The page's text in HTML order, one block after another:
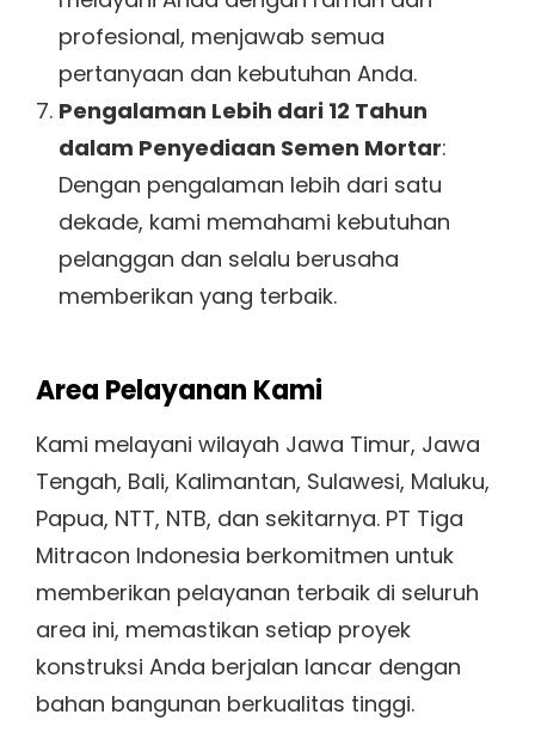
profesional, menjawab semua
pertanyaan dan kebutuhan Anda.
Pengalaman Lebih dari 12 Tahun
dalam Penyediaan Semen Mortar:
Dengan pengalaman lebih dari satu
dekade, kami memahami kebutuhan
pelanggan dan selalu berusaha
memberikan yang terbaik.
Area Pelayanan Kami
Kami melayani wilayah Jawa Timur, Jawa
Tengah, Bali, Kalimantan, Sulawesi, Maluku,
Papua, NTT, NTB, dan sekitarnya. PT Tiga
Mitracon Indonesia berkomitmen untuk
memberikan pelayanan terbaik di seluruh
area ini, memastikan setiap proyek
konstruksi Anda berjalan lancar dengan
bahan bangunan berkualitas tinggi.